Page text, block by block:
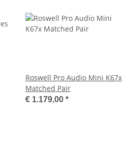
Roswell Pro Audio Mini K67x
Matched Pair
€ 1.179,00 *